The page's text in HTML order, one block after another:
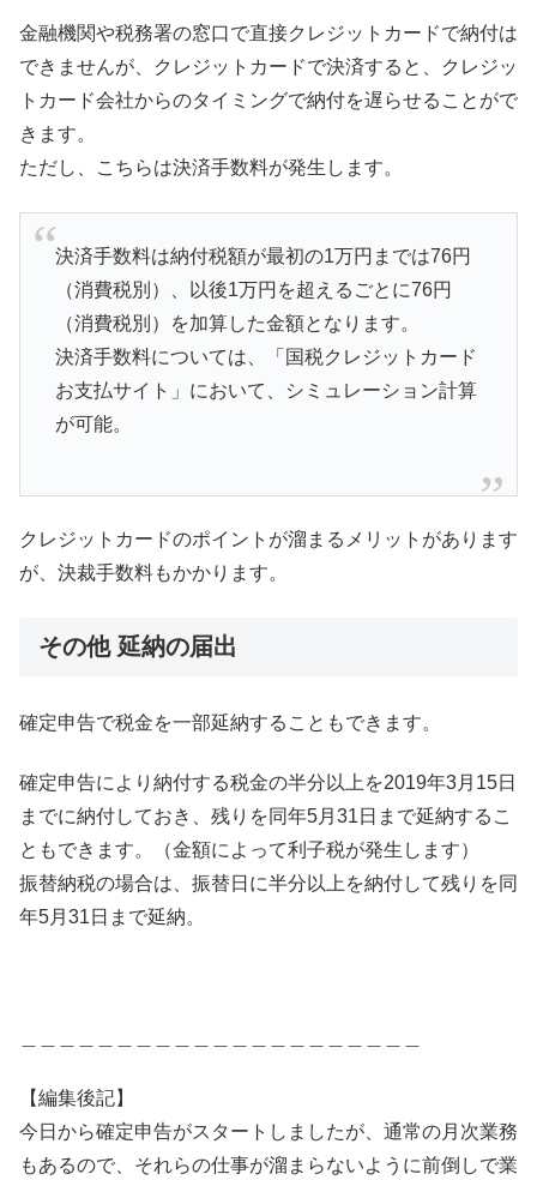
金融機関や税務署の窓口で直接クレジットカードで納付は
できませんが、クレジットカードで決済すると、クレジッ
トカード会社からのタイミングで納付を遅らせることがで
きます。
ただし、こちらは決済手数料が発生します。
決済手数料は納付税額が最初の1万円までは76円
（消費税別）、以後1万円を超えるごとに76円
（消費税別）を加算した金額となります。
決済手数料については、「国税クレジットカード
お支払サイト」において、シミュレーション計算
が可能。
クレジットカードのポイントが溜まるメリットがあります
が、決裁手数料もかかります。
その他 延納の届出
確定申告で税金を一部延納することもできます。
確定申告により納付する税金の半分以上を2019年3月15日
までに納付しておき、残りを同年5月31日まで延納するこ
ともできます。（金額によって利子税が発生します）
振替納税の場合は、振替日に半分以上を納付して残りを同
年5月31日まで延納。
【編集後記】
今日から確定申告がスタートしましたが、通常の月次業務
もあるので、それらの仕事が溜まらないように前倒しで業